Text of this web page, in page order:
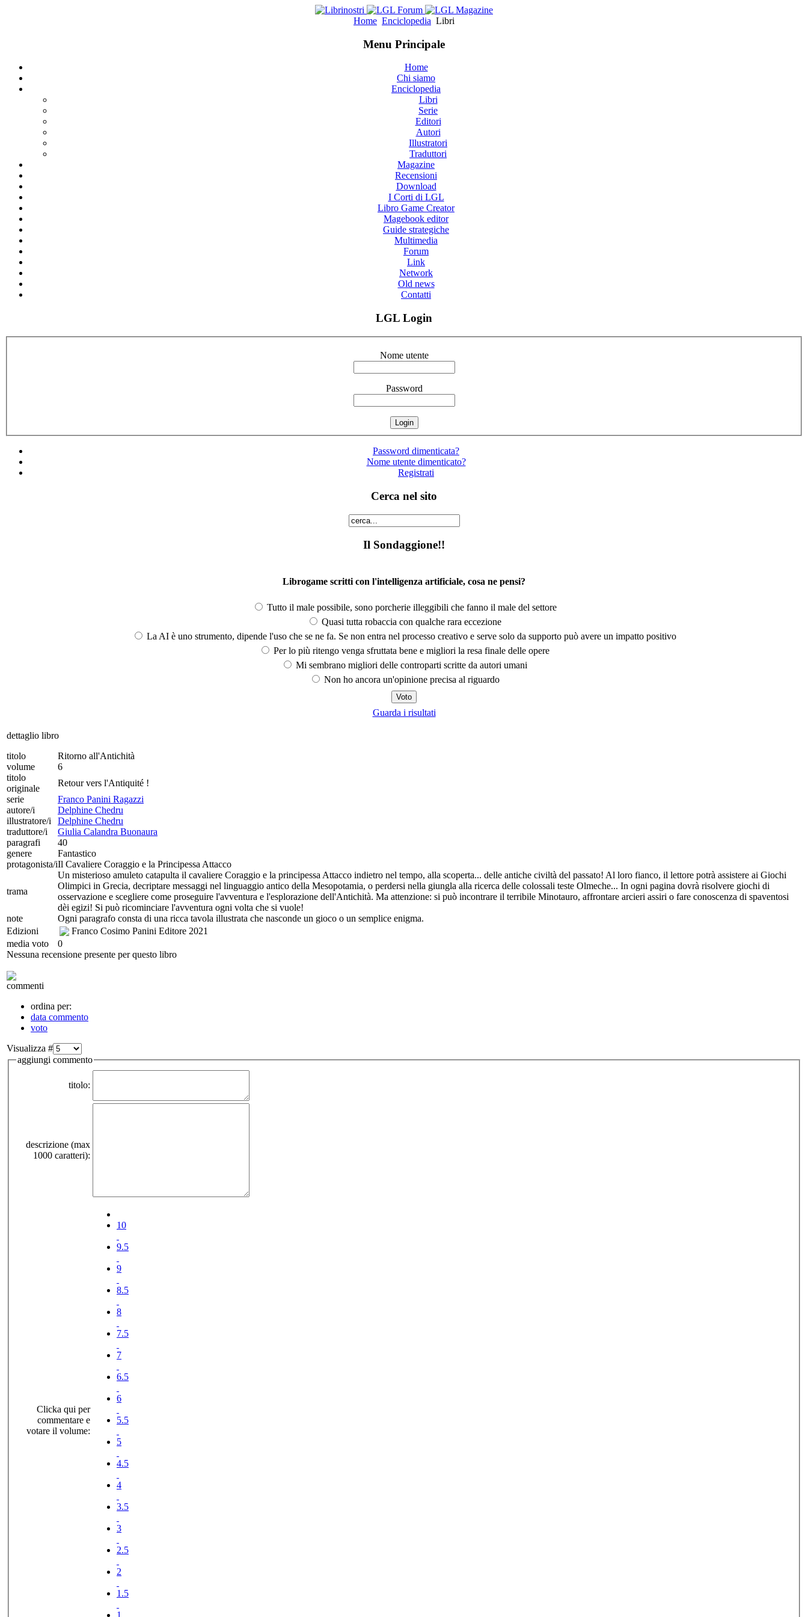
Home Enciclopedia Libri
Menu Principale
Home
Chi siamo
Enciclopedia
Libri
Serie
Editori
Autori
Illustratori
Traduttori
Magazine
Recensioni
Download
I Corti di LGL
Libro Game Creator
Magebook editor
Guide strategiche
Multimedia
Forum
Link
Network
Old news
Contatti
LGL Login
Nome utente
Password
Password dimenticata?
Nome utente dimenticato?
Registrati
Cerca nel sito
Il Sondaggione!!
Librogame scritti con l'intelligenza artificiale, cosa ne pensi?
Tutto il male possibile, sono porcherie illeggibili che fanno il male del settore
Quasi tutta robaccia con qualche rara eccezione
La AI è uno strumento, dipende l'uso che se ne fa. Se non entra nel processo creativo e serve solo da supporto può avere un impatto positivo
Per lo più ritengo venga sfruttata bene e migliori la resa finale delle opere
Mi sembrano migliori delle controparti scritte da autori umani
Non ho ancora un'opinione precisa al riguardo
Guarda i risultati
dettaglio libro
titolo
Ritorno all'Antichità
volume
6
titolo
originale
Retour vers l'Antiquité !
serie
Franco Panini Ragazzi
autore/i
Delphine Chedru
illustratore/i
Delphine Chedru
traduttore/i
Giulia Calandra Buonaura
paragrafi
40
genere
Fantastico
protagonista/iIl Cavaliere Coraggio e la Principessa Attacco
trama
Un misterioso amuleto catapulta il cavaliere Coraggio e la principessa Attacco indietro nel tempo, alla scoperta... delle antiche civiltà del passato! Al loro fianco, il lettore potrà assistere ai Giochi
Olimpici in Grecia, decriptare messaggi nel linguaggio antico della Mesopotamia, o perdersi nella giungla alla ricerca delle colossali teste Olmeche... In ogni pagina dovrà risolvere giochi di
osservazione e scegliere come proseguire l'avventura e l'esplorazione dell'Antichità. Ma attenzione: si può incontrare il terribile Minotauro, affrontare arcieri assiri o fare conoscenza di spaventosi
dèi egizi! Si può ricominciare l'avventura ogni volta che si vuole!
note
Ogni paragrafo consta di una ricca tavola illustrata che nasconde un gioco o un semplice enigma.
Edizioni
Franco Cosimo Panini Editore 2021
media voto
0
Nessuna recensione presente per questo libro
commenti
ordina per:
data commento
voto
Visualizza #
aggiungi commento
titolo:
descrizione (max
1000 caratteri):
Clicka qui per
commentare e
votare il volume:
10
9.5
9
8.5
8
7.5
7
6.5
6
5.5
5
4.5
4
3.5
3
2.5
2
1.5